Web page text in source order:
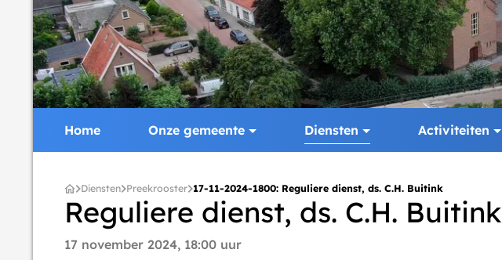
Home Onze gemeente Diensten Activiteiten
Diensten Preekrooster 17-11-2024-1800: Reguliere dienst, ds. C.H. Buitink
Reguliere dienst, ds. C.H. Buitink
17 november 2024, 18:00 uur